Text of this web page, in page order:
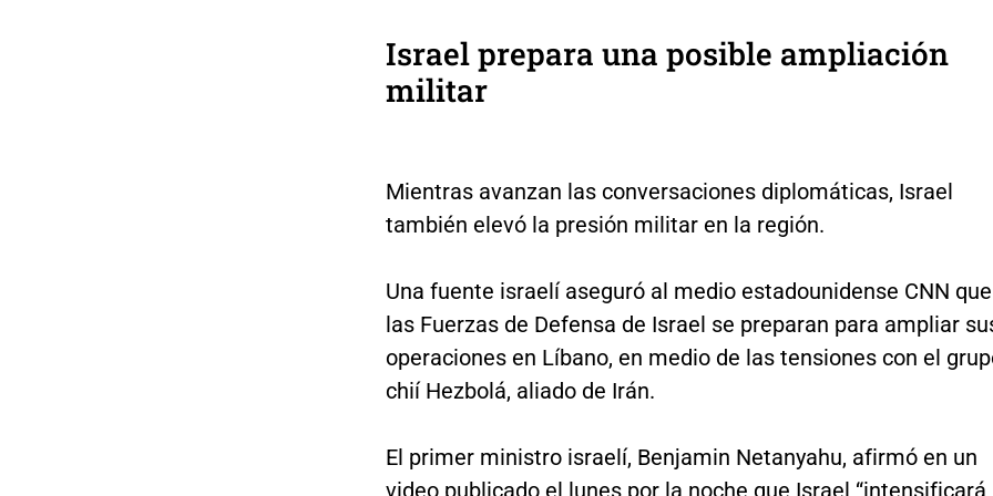
Israel prepara una posible ampliación
militar
Mientras avanzan las conversaciones diplomáticas, Israel
también elevó la presión militar en la región.
Una fuente israelí aseguró al medio estadounidense CNN que
las Fuerzas de Defensa de Israel se preparan para ampliar
operaciones en Líbano, en medio de las tensiones con el
chií Hezbolá, aliado de Irán.
El primer ministro israelí, Benjamin Netanyahu, afirmó en un
video publicado el lunes por la noche que Israel “intensificará